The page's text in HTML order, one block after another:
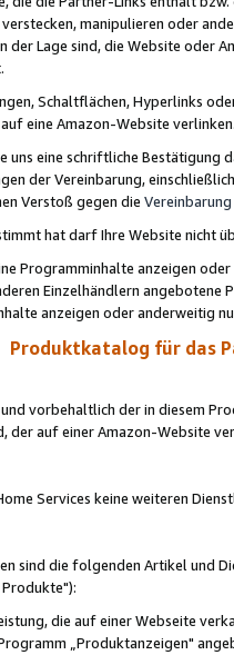
manipulieren oder
der Lage sind, die Website oder
Schaltflächen, Hyperlinks
eine Amazon-Website
uns eine schriftliche
der Vereinbarung,
Verstoß gegen die Vereinbarung
hat darf Ihre Website nicht
Programminhalte anzeigen
Einzelhändlern
anzeigen oder anderweitig
Produktkatalog für das
vorbehaltlich der in diesem
der auf einer Amazon-Website
Services keine weiteren
sind die folgenden Artikel und
Produkte"):
die auf einer Webseite
„Produktanzeigen"